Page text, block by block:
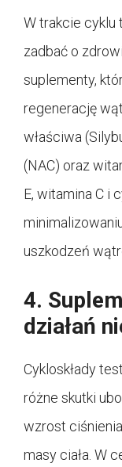
W trakcie cyklu
zadbać o
suplementy,
regenerację
właściwa
(NAC) oraz
E, witamina C i
uszkodzeń
4.
działań
Cykloskłady
różne skutki
wzrost
masy ciała. W